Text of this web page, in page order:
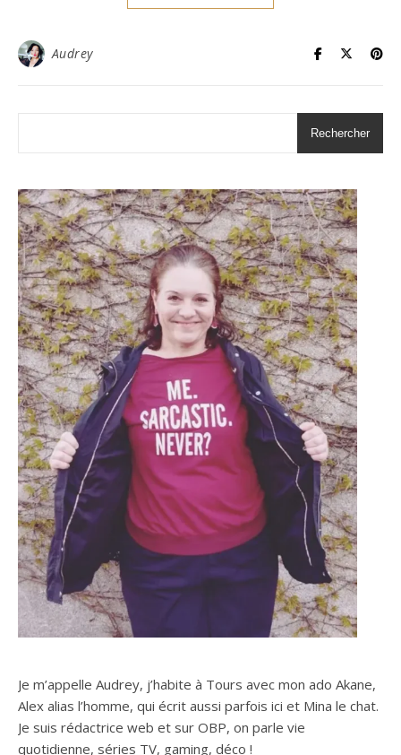
Audrey
Rechercher
Je m’appelle Audrey, j’habite à Tours avec mon ado Akane,
Alex alias l’homme, qui écrit aussi parfois ici et Mina le chat.
Je suis rédactrice web et sur OBP, on parle vie
quotidienne, séries TV, gaming, déco !